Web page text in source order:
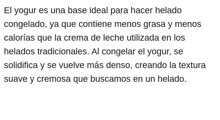
El yogur es una base ideal para hacer helado
congelado, ya que contiene menos grasa y menos
calorías que la crema de leche utilizada en los
helados tradicionales. Al congelar el yogur, se
solidifica y se vuelve más denso, creando la textura
suave y cremosa que buscamos en un helado.